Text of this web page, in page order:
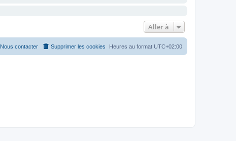
Aller à
Heures au format UTC+02:00
Supprimer les cookies
Nous contacter